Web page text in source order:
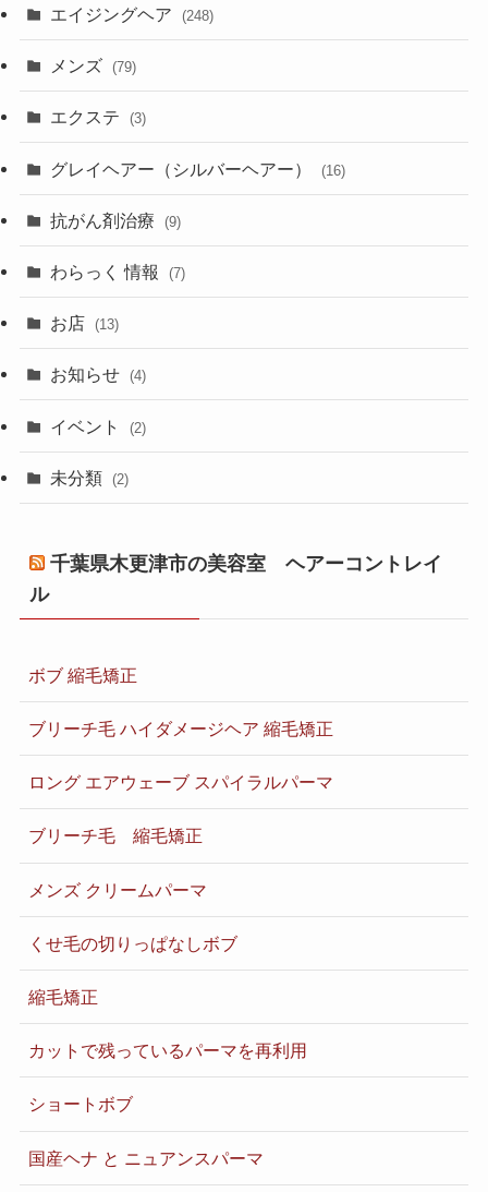
エイジングヘア (248)
メンズ (79)
エクステ (3)
グレイヘアー（シルバーヘアー） (16)
抗がん剤治療 (9)
わらっく 情報 (7)
お店 (13)
お知らせ (4)
イベント (2)
未分類 (2)
千葉県木更津市の美容室 ヘアーコントレイ
ル
ボブ 縮毛矯正
ブリーチ毛 ハイダメージヘア 縮毛矯正
ロング エアウェーブ スパイラルパーマ
ブリーチ毛 縮毛矯正
メンズ クリームパーマ
くせ毛の切りっぱなしボブ
縮毛矯正
カットで残っているパーマを再利用
ショートボブ
国産ヘナ と ニュアンスパーマ